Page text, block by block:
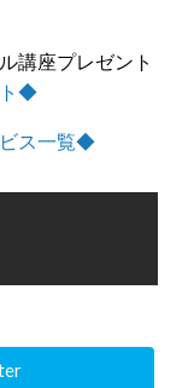
講座プレゼント
ト◆
ス一覧◆